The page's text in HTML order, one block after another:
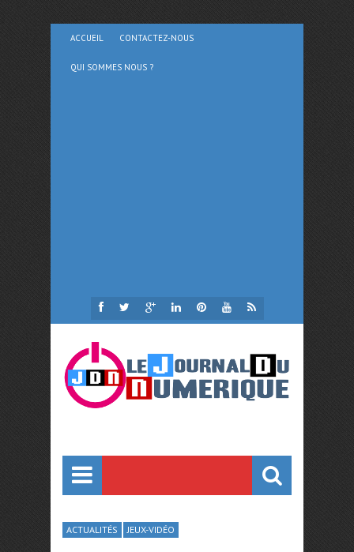
ACCUEIL CONTACTEZ-NOUS
QUI SOMMES NOUS ?
ACTUALITÉS JEUX-VIDÉO